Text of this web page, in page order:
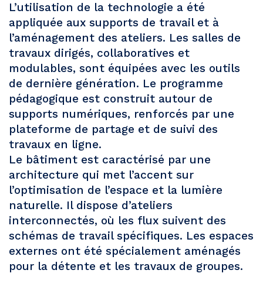
L’utilisation de la technologie a été
appliquée aux supports de travail et à
l’aménagement des ateliers. Les salles de
travaux dirigés, collaboratives et
modulables, sont équipées avec les outils
de dernière génération. Le programme
pédagogique est construit autour de
supports numériques, renforcés par une
plateforme de partage et de suivi des
travaux en ligne.
Le bâtiment est caractérisé par une
architecture qui met l’accent sur
l’optimisation de l’espace et la lumière
naturelle. Il dispose d’ateliers
interconnectés, où les flux suivent des
schémas de travail spécifiques. Les espaces
externes ont été spécialement aménagés
pour la détente et les travaux de groupes.